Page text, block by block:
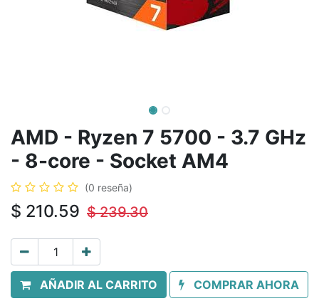
AMD - Ryzen 7 5700 - 3.7 GHz
- 8-core - Socket AM4
(0 reseña)
$ 210.59 $239.30
AÑADIR AL CARRITO COMPRAR AHORA